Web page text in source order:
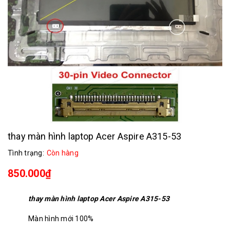
thay màn hình laptop Acer Aspire A315-53
Tình trạng: Còn hàng
850.000₫
thay màn hình laptop Acer Aspire A315-53
Màn hình mới 100%